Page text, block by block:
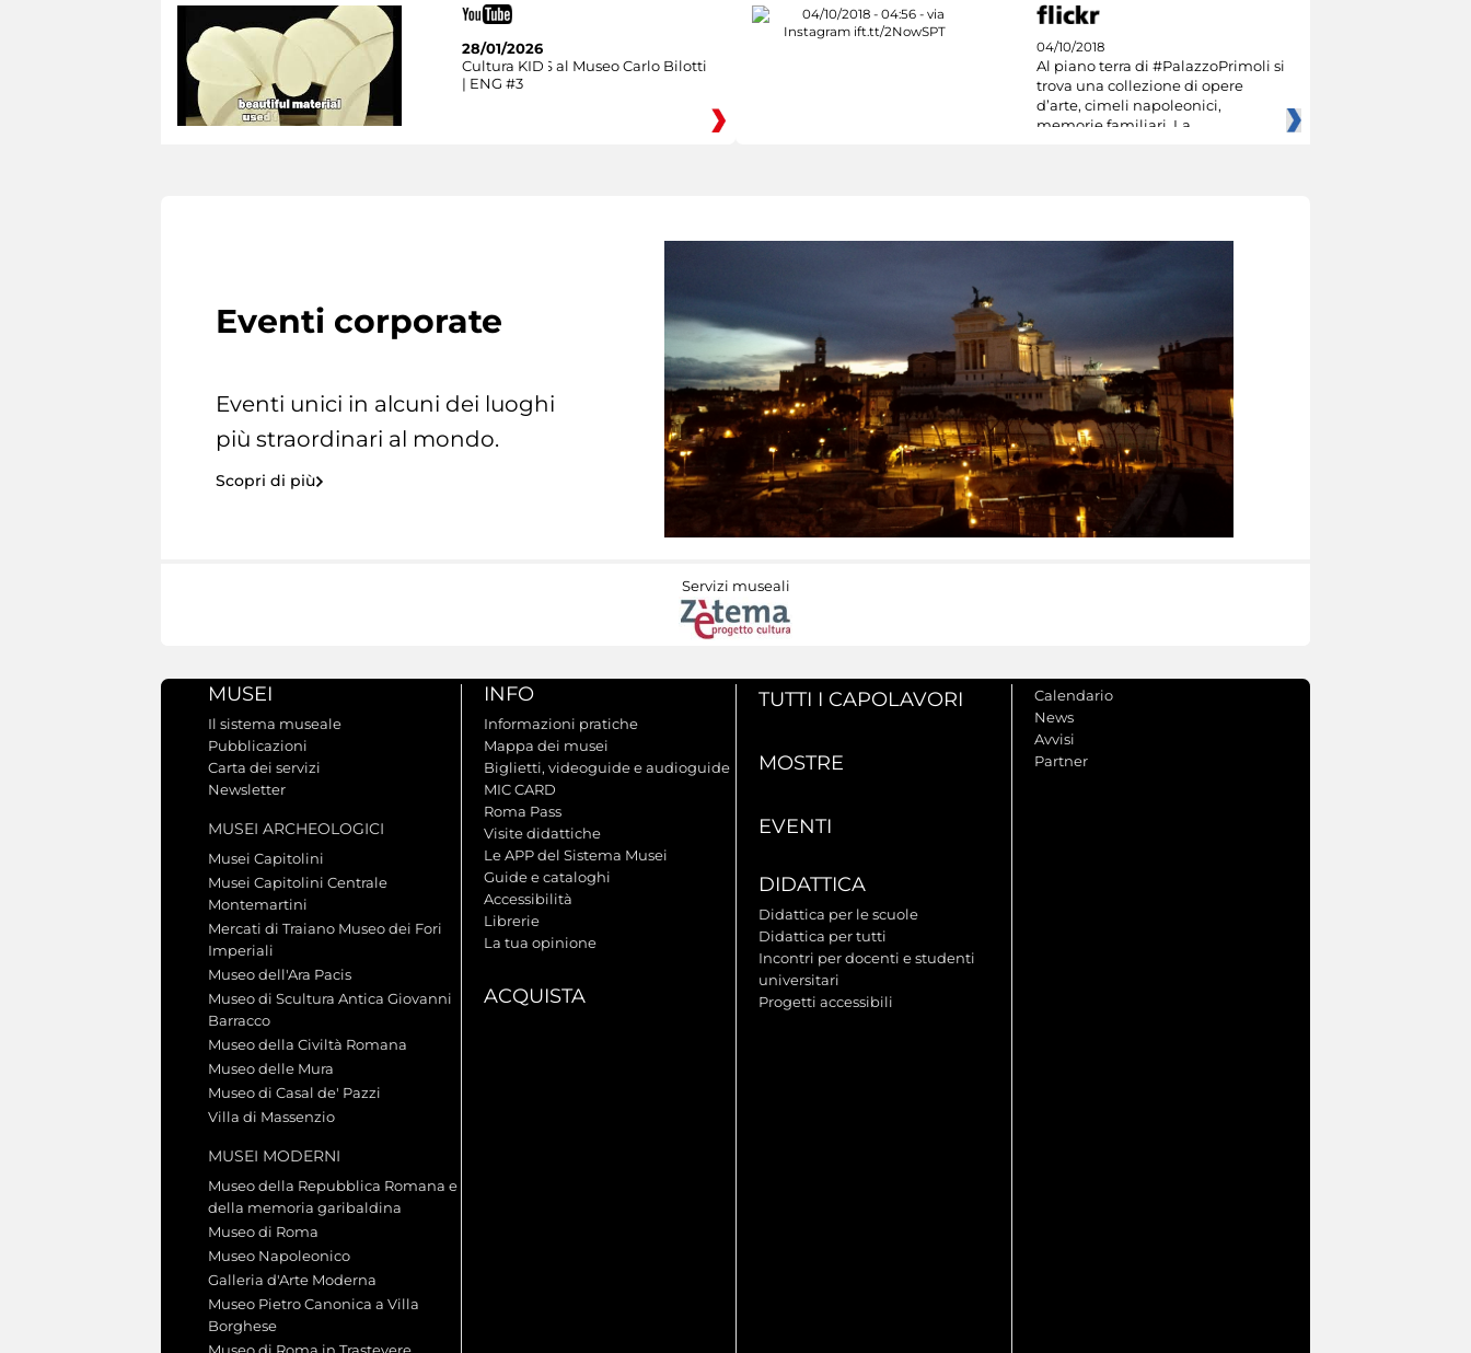
28/01/2026
Cultura KIDS al Museo Carlo Bilotti
| ENG #3
04/10/2018
Al piano terra di #PalazzoPrimoli si
trova una collezione di opere
d’arte, cimeli napoleonici,
memorie familiari. La
Eventi corporate
Eventi unici in alcuni dei luoghi
più straordinari al mondo.
Scopri di più
Servizi museali
MUSEI
Il sistema museale
Pubblicazioni
Carta dei servizi
Newsletter
MUSEI ARCHEOLOGICI
Musei Capitolini
Musei Capitolini Centrale
Montemartini
Mercati di Traiano Museo dei Fori
Imperiali
Museo dell'Ara Pacis
Museo di Scultura Antica Giovanni
Barracco
Museo della Civiltà Romana
Museo delle Mura
Museo di Casal de' Pazzi
Villa di Massenzio
MUSEI MODERNI
Museo della Repubblica Romana e
della memoria garibaldina
Museo di Roma
Museo Napoleonico
Galleria d'Arte Moderna
Museo Pietro Canonica a Villa
Borghese
INFO
Informazioni pratiche
Mappa dei musei
Biglietti, videoguide e audioguide
MIC CARD
Roma Pass
Visite didattiche
Le APP del Sistema Musei
Guide e cataloghi
Accessibilità
Librerie
La tua opinione
ACQUISTA
TUTTI I CAPOLAVORI
MOSTRE
EVENTI
DIDATTICA
Didattica per le scuole
Didattica per tutti
Incontri per docenti e studenti
universitari
Progetti accessibili
Calendario
News
Avvisi
Partner